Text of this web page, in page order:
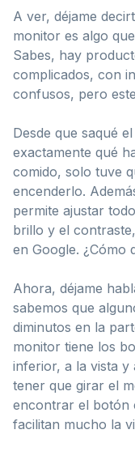
A ver, déjame
monitor es algo
Sabes, hay
complicados, con
confusos, pero
Desde que saqué
exactamente qué
comido, solo tuve
encenderlo.
permite ajustar
brillo y el
en Google. ¿Cómo
Ahora, déjame
sabemos que
diminutos en la
monitor tiene los
inferior, a la vista y
tener que girar el
encontrar el botón
facilitan mucho la